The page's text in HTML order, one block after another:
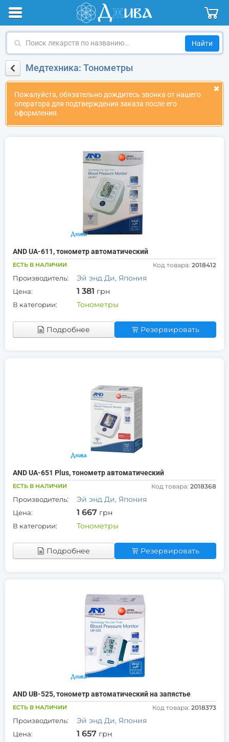
Поиск
по
названиюМедтехника: Тонометры
Пожалуйста, обязательно дождитесь звонка от нашего
оператора для подтверждения заказа после его
оформления.
AND UA-611, тонометр автоматический
ЕСТЬ В НАЛИЧИИ Код товара: 2018412
Производитель: Эй энд Ди, Япония
Цена: 1 381 грн
В категории: Тонометры
Подробнее Резервировать
AND UA-651 Plus, тонометр автоматический
ЕСТЬ В НАЛИЧИИ Код товара: 2018368
Производитель: Эй энд Ди, Япония
Цена: 1 667 грн
В категории: Тонометры
Подробнее Резервировать
AND UB-525, тонометр автоматический на запястье
ЕСТЬ В НАЛИЧИИ Код товара: 2018373
Производитель: Эй энд Ди, Япония
Цена: 1 657 грн